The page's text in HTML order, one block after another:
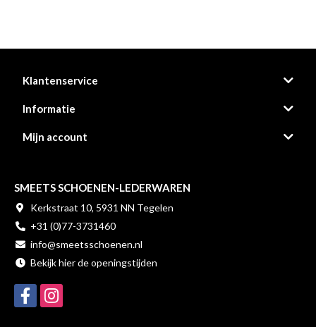
Klantenservice
Informatie
Mijn account
SMEETS SCHOENEN-LEDERWAREN
Kerkstraat 10, 5931 NN Tegelen
+31 (0)77-3731460
info@smeetsschoenen.nl
Bekijk hier de openingstijden